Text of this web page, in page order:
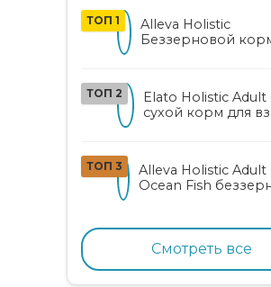
ТОП 1
Alleva Holistic
Беззерновой
ТОП 2
Elato Holistic Adult
сухой корм для
ТОП 3
Alleva Holistic Adult
Ocean Fish
рыбой, коноплей
вера
Смотреть все